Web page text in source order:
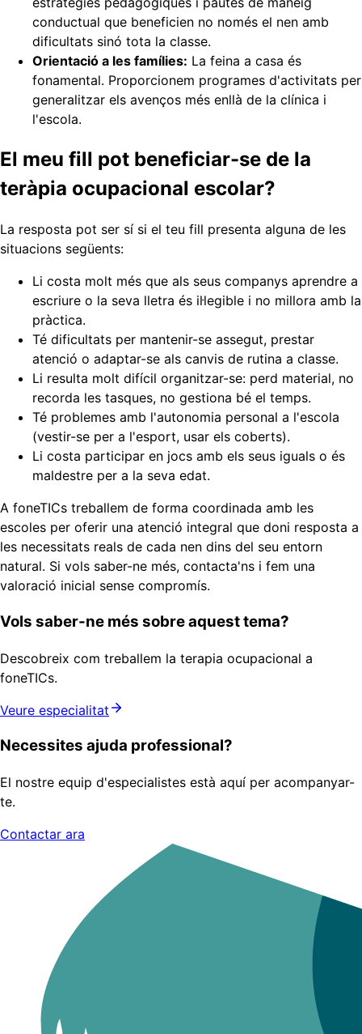
conductual que beneficien no només el nen amb
dificultats sinó tota la classe.
Orientació a les famílies: La feina a casa és
fonamental. Proporcionem programes d'activitats per
generalitzar els avenços més enllà de la clínica i
l'escola.
El meu fill pot beneficiar-se de la
teràpia ocupacional escolar?
La resposta pot ser sí si el teu fill presenta alguna de les
situacions següents:
Li costa molt més que als seus companys aprendre a
escriure o la seva lletra és il·legible i no millora amb la
pràctica.
Té dificultats per mantenir-se assegut, prestar
atenció o adaptar-se als canvis de rutina a classe.
Li resulta molt difícil organitzar-se: perd material, no
recorda les tasques, no gestiona bé el temps.
Té problemes amb l'autonomia personal a l'escola
(vestir-se per a l'esport, usar els coberts).
Li costa participar en jocs amb els seus iguals o és
maldestre per a la seva edat.
A foneTICs treballem de forma coordinada amb les
escoles per oferir una atenció integral que doni resposta a
les necessitats reals de cada nen dins del seu entorn
natural. Si vols saber-ne més, contacta'ns i fem una
valoració inicial sense compromís.
Vols saber-ne més sobre aquest tema?
Descobreix com treballem la terapia ocupacional a
foneTICs.
Veure especialitat
Necessites ajuda professional?
El nostre equip d'especialistes està aquí per acompanyar-
te.
Contactar ara